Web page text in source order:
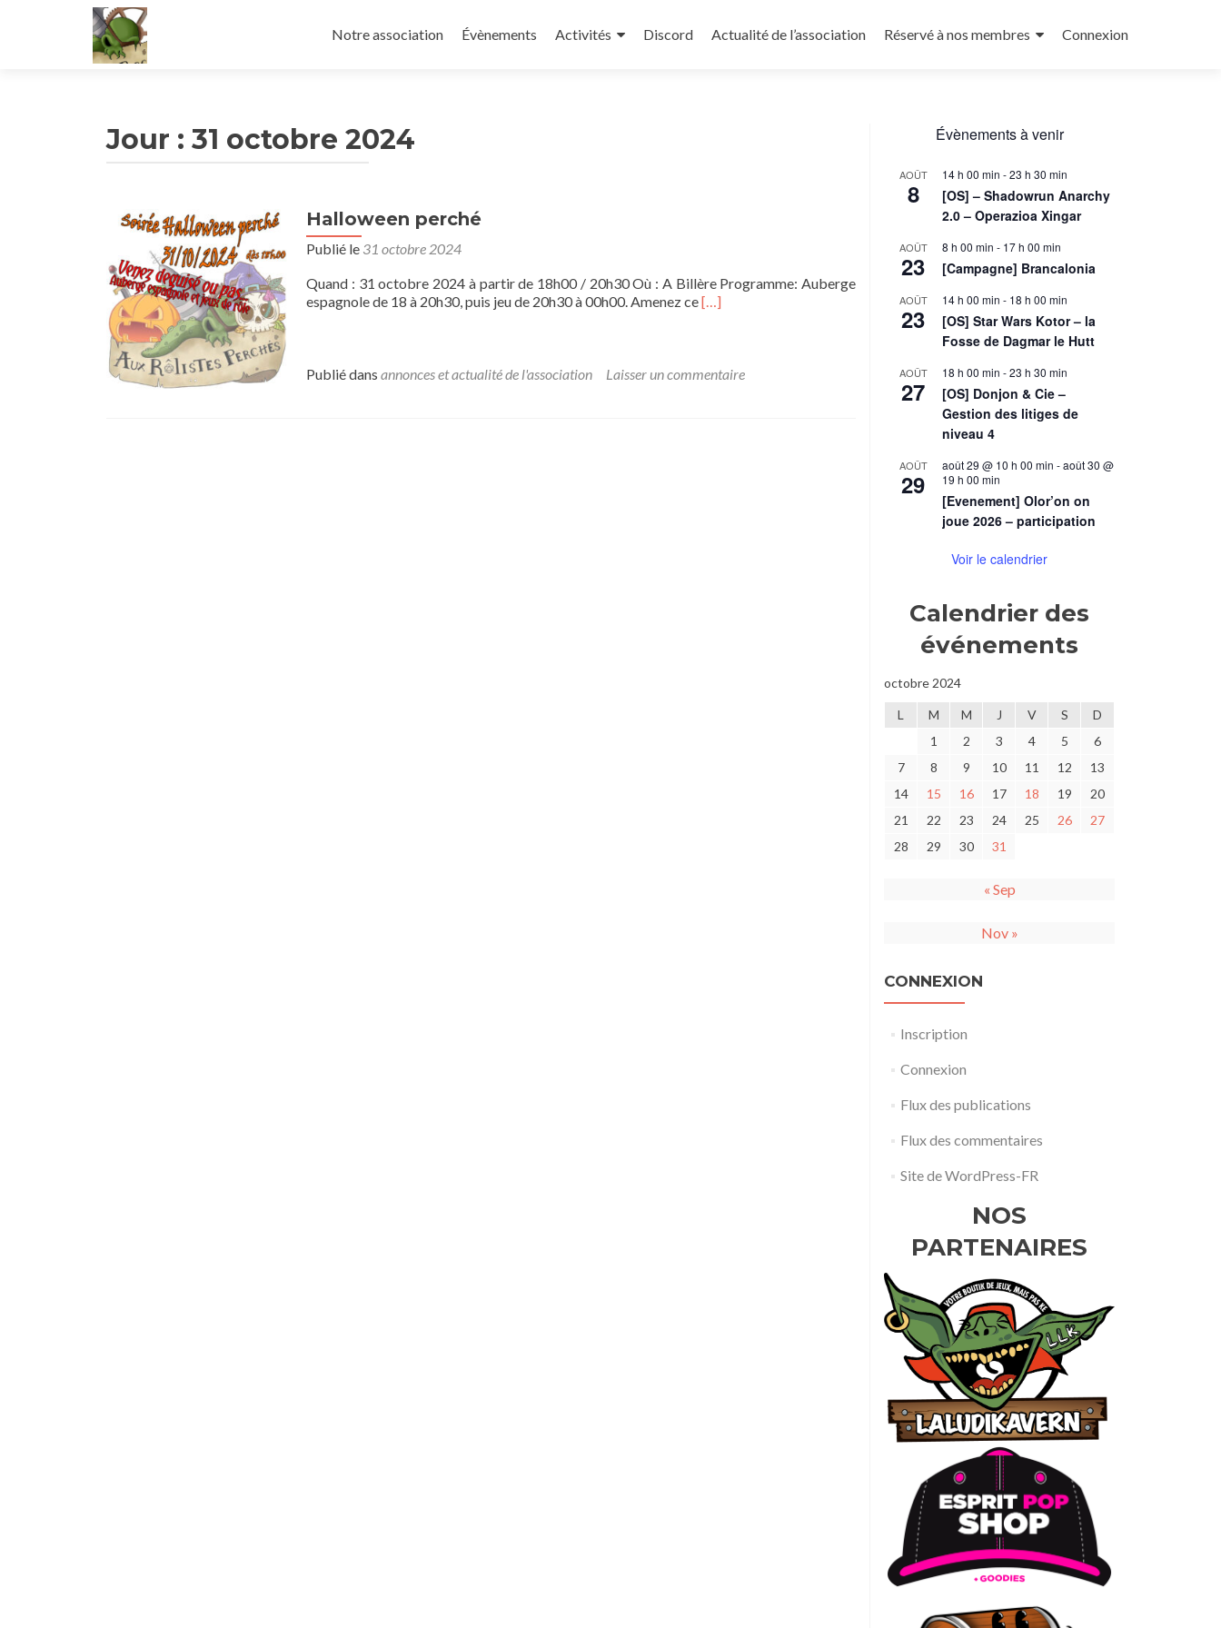
au
Notre association Évènements Activités Discord Actualité de l’association Réservé à nos membres Connexion
Jour : 31 octobre 2024
Halloween perché
Publié le 31 octobre 2024
Quand : 31 octobre 2024 à partir de 18h00 / 20h30 Où : A Billère Programme: Auberge
espagnole de 18 à 20h30, puis jeu de 20h30 à 00h00. Amenez ceEn
perché
[…]
Publié dans annonces et actualité de l'association Laisser un commentaire
Évènements à venir
AOÛT
8
14 h 00 min -23 h 30 min
[OS] – Shadowrun Anarchy
2.0 – Operazioa Xingar
AOÛT
23
8 h 00 min - 17 h 00 min
[Campagne] Brancalonia
AOÛT
23
14 h 00 min - 18 h 00 min
[OS] Star Wars Kotor – la
Fosse de Dagmar le Hutt
AOÛT
27
18 h 00 min -23 h 30 min
[OS] Donjon & Cie –
Gestion des litiges de
niveau 4
AOÛT
29
août 29 @ 10 h 00 min -août 30 @
19 h 00 min
[Evenement] Olor’on on
joue 2026 – participation
Voir le calendrier
Calendrier des
événements
octobre 2024
L M M J V S
D
1
2 3 4 5
6
7
8 9 10 11 12
13
14
15 16 17 18 19
20
21
22 23 24 25 26
27
28
29 30 31
« Sep
Nov »
CONNEXION
Inscription
Connexion
Flux des publications
Flux des commentaires
Site de WordPress-FR
NOS
PARTENAIRES